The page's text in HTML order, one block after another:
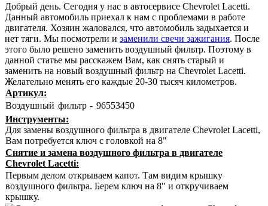
Добрый день. Сегодня у нас в автосервисе Chevrolet Lacetti.
Данный автомобиль приехал к нам с проблемами в работе
двигателя. Хозяин жаловался, что автомобиль задыхается и
нет тяги. Мы посмотрели и заменили свечи зажигания. После
этого было решено заменить воздушный фильтр. Поэтому в
данной статье мы расскажем Вам, как снять старый и
заменить на новый воздушный фильтр на Chevrolet Lacetti.
Желательно менять его каждые 20-30 тысяч километров.
Артикул:
Воздушный фильтр - 96553450
Инструменты:
Для замены воздушного фильтра в двигателе Chevrolet Lacetti,
Вам потребуется ключ с головкой на 8"
Снятие и замена воздушного фильтра в двигателе
Chevrolet Lacetti:
Первым делом открываем капот. Там видим крышку
воздушного фильтра. Берем ключ на 8" и откручиваем
крышку.